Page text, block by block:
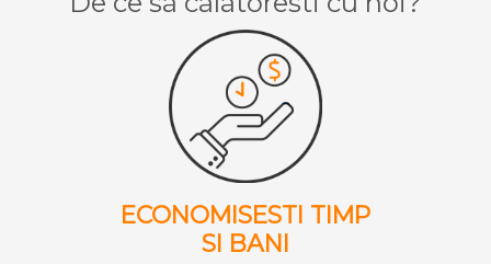
ECONOMISESTI TIMP
SI BANI